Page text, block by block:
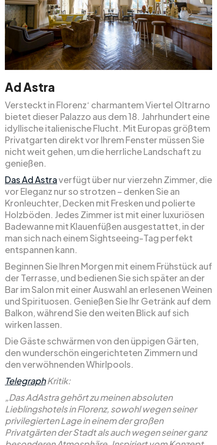
Ad Astra
Versteckt in Florenz‘ charmantem Viertel Oltrarno
bietet dieser Palazzo aus dem 18. Jahrhundert eine
idyllische italienische Flucht. Mit Europas größtem
Privatgarten direkt vor Ihrem Fenster müssen Sie
nicht weit gehen, um die herrliche Landschaft zu
genießen.
Das Ad Astraverfügt über nur vierzehn Zimmer, die
vor Eleganz nur so strotzen – denken Sie an
Kronleuchter, Decken mit Fresken und polierte
Holzböden. Jedes Zimmer ist mit einer luxuriösen
Badewanne mit Klauenfüßen ausgestattet, in der
man sich nach einem Sightseeing-Tag perfekt
entspannen kann.
Beginnen Sie Ihren Morgen mit einem Frühstück auf
der Terrasse, und bedienen Sie sich später an der
Bar im Salon mit einer Auswahl an erlesenen Weinen
und Spirituosen. Genießen Sie Ihr Getränk auf dem
Balkon, während Sie den weiten Blick auf sich
wirken lassen.
Die Gäste schwärmen von den üppigen Gärten,
den wunderschön eingerichteten Zimmern und
den verwöhnenden Whirlpools.
TelegraphKritik:
„Das AdAstra gehört zu meinen absoluten
Lieblingshotels in Florenz, sowohl wegen seiner
privilegierten Lage in einem der großen
Privatgärten der Stadt als auch wegen seiner ganz